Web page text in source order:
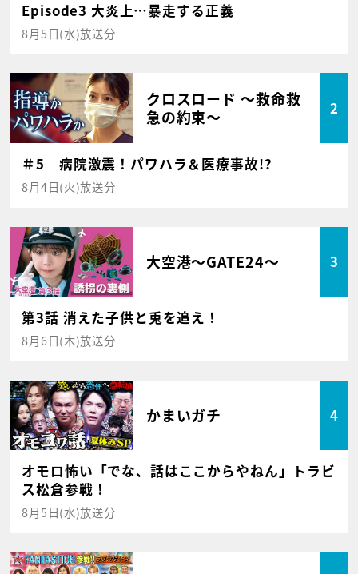
Episode3 大炎上…暴走する正義
8月5日(水)放送分
クロスロード ～救命救
急の約束～
2
＃5 病院激震！パワハラ＆医療事故!?
8月4日(火)放送分
大空港～GATE24～ 3
第3話 消えた子供と兎を追え！
8月6日(木)放送分
かまいガチ 4
オモロ怖い「でな、話はここからやねん」トラビ
ス松倉参戦！
8月5日(水)放送分